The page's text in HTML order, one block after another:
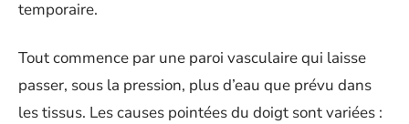
temporaire.
Tout commence par une paroi vasculaire qui laisse
passer, sous la pression, plus d’eau que prévu dans
les tissus. Les causes pointées du doigt sont variées :